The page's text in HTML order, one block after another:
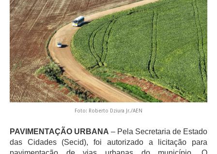
Foto: Roberto Dziura Jr./AEN
PAVIMENTAÇÃO URBANA – Pela Secretaria de Estado
das Cidades (Secid), foi autorizado a licitação para